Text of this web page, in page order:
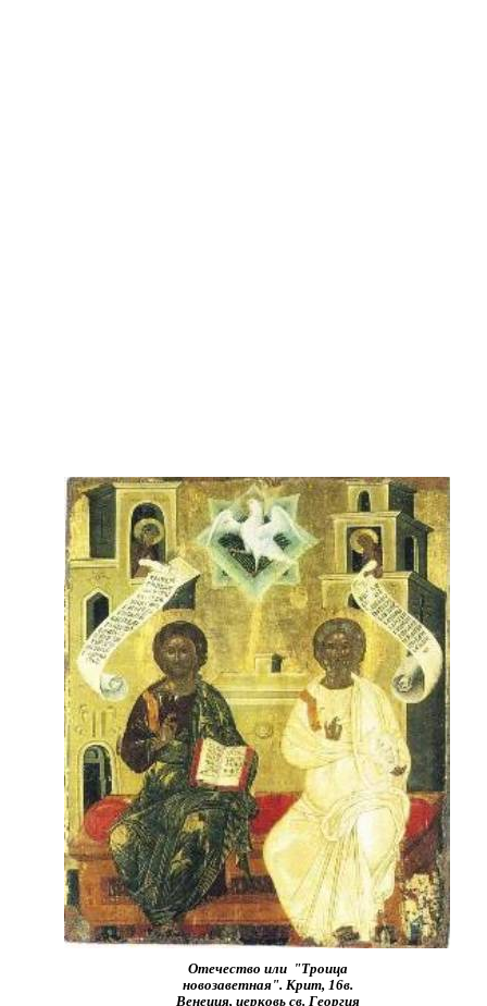
Отечество или "Троица
новозаветная". Крит, 16в.
Венеция, церковь св. Георгия.